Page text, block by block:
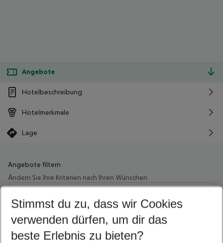
Angebote
Hotelbeschreibung
Hotelmerkmale
Lage
Angebote filtern
Ändern Sie Ihre Kriterien nach Ihren Wünschen
Wähle deinen Abflughafen
Beliebiger Abflughafen
Wähle deinen Reisezeitraum
5-8 Nächte
Stimmst du zu, dass wir Cookies
verwenden dürfen, um dir das
beste Erlebnis zu bieten?